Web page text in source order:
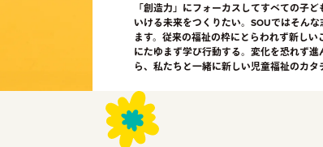
「創造力」にフォーカスしてすべての子
いける未来をつくりたい。SOUではそん
ます。従来の福祉の枠にとらわれず新し
にたゆまず学び行動する。変化を恐れず
ら、私たちと一緒に新しい児童福祉のカ